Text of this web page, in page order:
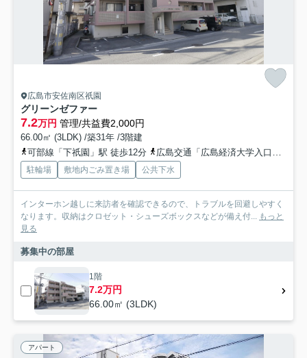
広島市安佐南区祇園
グリーンゼファー
7.2万円 管理/共益費2,000円
66.00㎡ (3LDK) /築31年 /3階建
可部線「下祇園」駅 徒歩12分
広島交通「広島経済大学入口」バス停下車 徒歩5分
駐輪場 敷地内ごみ置き場 公共下水
インターホン越しに来訪者を確認できるので、トラブルを回避しやすく
なります。収納はクロゼット・シューズボックスなどが備え付... もっと
見る
募集中の部屋
1階
7.2万円
66.00㎡ (3LDK)
アパート